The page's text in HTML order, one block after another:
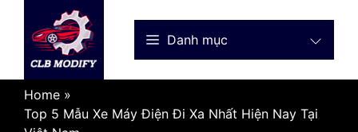
content
Danh mục
Home »
Top 5 Mẫu Xe Máy Điện Đi Xa Nhất Hiện Nay Tại